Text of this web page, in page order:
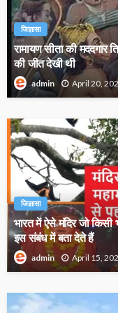
जिज्ञासा
रामायण सीता की
की जीत देखी थी
admin April 20,
जिज्ञासा
भारत में ऐसे मंदिर जो किसी
इस संबंध में बता देते हैं
admin April 15,